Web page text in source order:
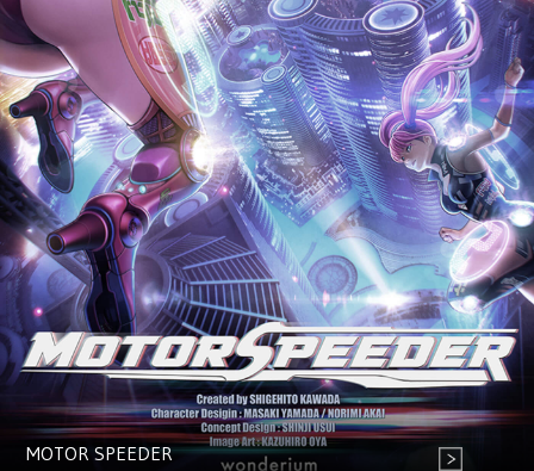
MOTOR SPEEDER